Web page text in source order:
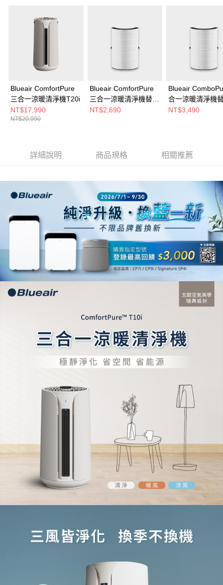
Blueair ComfortPure
三合一涼暖清淨機T20i
NT$17,990
NT$20,990
Blueair ComfortPure
三合一涼暖清淨機替換
濾網(T10i適用)
NT$2,690
Blueair
合一涼暖清淨機
網(T20i適用)
NT$3,490
詳細說明 商品規格 相關推薦